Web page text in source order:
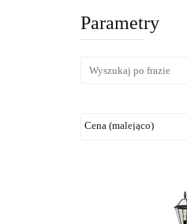
Parametry